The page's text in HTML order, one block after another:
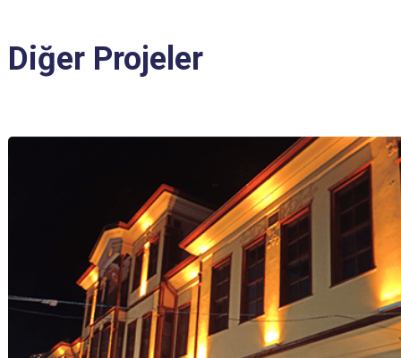
Diğer Projeler